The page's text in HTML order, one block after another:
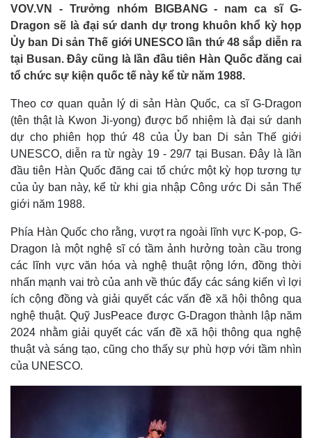
Việc làm
Biển đảo
VOV.VN - Trưởng nhóm BIGBANG - nam ca sĩ G-
Dragon sẽ là đại sứ danh dự trong khuôn khổ kỳ họp
Ủy ban Di sản Thế giới UNESCO lần thứ 48 sắp diễn ra
tại Busan. Đây cũng là lần đầu tiên Hàn Quốc đăng cai
tổ chức sự kiện quốc tế này kể từ năm 1988.
Theo cơ quan quản lý di sản Hàn Quốc, ca sĩ G-Dragon
(tên thật là Kwon Ji-yong) được bổ nhiệm là đại sứ danh
dự cho phiên họp thứ 48 của Ủy ban Di sản Thế giới
UNESCO, diễn ra từ ngày 19 - 29/7 tại Busan. Đây là lần
đầu tiên Hàn Quốc đăng cai tổ chức một kỳ họp tương tự
của ủy ban này, kể từ khi gia nhập Công ước Di sản Thế
giới năm 1988.
Phía Hàn Quốc cho rằng, vượt ra ngoài lĩnh vực K-pop, G-
Dragon là một nghệ sĩ có tầm ảnh hưởng toàn cầu trong
các lĩnh vực văn hóa và nghệ thuật rộng lớn, đồng thời
nhấn mạnh vai trò của anh về thúc đẩy các sáng kiến ​​vì lợi
ích cộng đồng và giải quyết các vấn đề xã hội thông qua
nghệ thuật. Quỹ JusPeace được G-Dragon thành lập năm
2024 nhằm giải quyết các vấn đề xã hội thông qua nghệ
thuật và ​​​​sáng tạo, cũng cho thấy sự phù hợp với tầm nhìn
của UNESCO.